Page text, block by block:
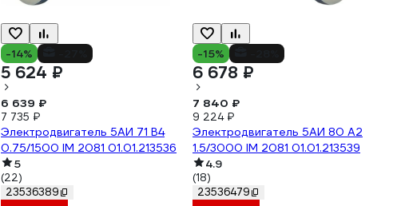
-14%
5 624 ₽
6 639 ₽
7 735 ₽
Электродвигатель 5АИ 71 В4
0.75/1500 IM 2081 01.01.213536
5
(22)
23536389
-15%
6 678 ₽
7 840 ₽
9 224 ₽
Электродвигатель 5АИ 80 А2
1.5/3000 IM 2081 01.01.213539
4.9
(18)
23536479